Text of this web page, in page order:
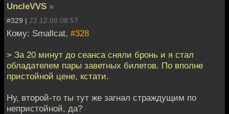
UncleVVS »
#329 | 22.12.08 08:57
Кому: Smallcat, #328
> За 20 минут до сеанса сняли бронь и я стал
обладателем пары заветных билетов. По вполне
пристойной цене, кстати.
Ну, второй-то ты тут же загнал страждущим по
непристойной, да?